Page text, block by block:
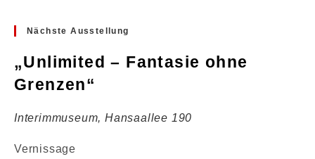
Nächste Ausstellung
„Unlimited – Fantasie ohne
Grenzen“
Interimmuseum, Hansaallee 190
Vernissage